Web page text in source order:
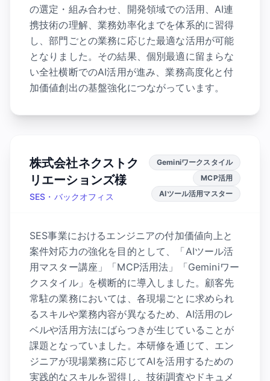
の選定・組み合わせ、開発領域での活用、AI連
携技術の理解、業務効率化までを体系的に習得
し、部門ごとの業務に応じた最適な活用が可能
となりました。その結果、個別最適に留まらな
い全社横断でのAI活用が進み、業務高度化と付
加価値創出の基盤強化につながっています。
株式会社ネクストク
リエーションズ様
SES・バックオフィス
Geminiワークスタイル
MCP活用
AIツール活用マスター
SES事業におけるエンジニアの付加価値向上と
案件対応力の強化を目的として、「AIツール活
用マスター講座」「MCP活用法」「Geminiワー
クスタイル」を横断的に導入しました。顧客先
常駐の業務においては、各現場ごとに求められ
るスキルや業務内容が異なるため、AI活用のレ
ベルや活用方法にばらつきが生じていることが
課題となっていました。本研修を通じて、エン
ジニアが現場業務に応じてAIを活用するための
実践的なスキルを習得し、技術調査やドキュメ